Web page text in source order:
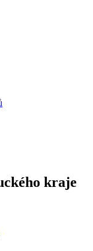
kraje